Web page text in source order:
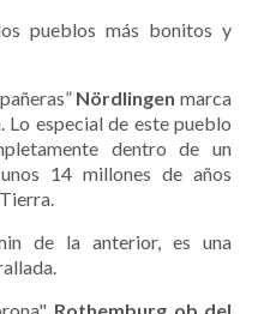
pueblos más bonitos y
Nördlingen marca
Lo especial de este pueblo
dentro de un
14 millones de años
de la anterior, es una